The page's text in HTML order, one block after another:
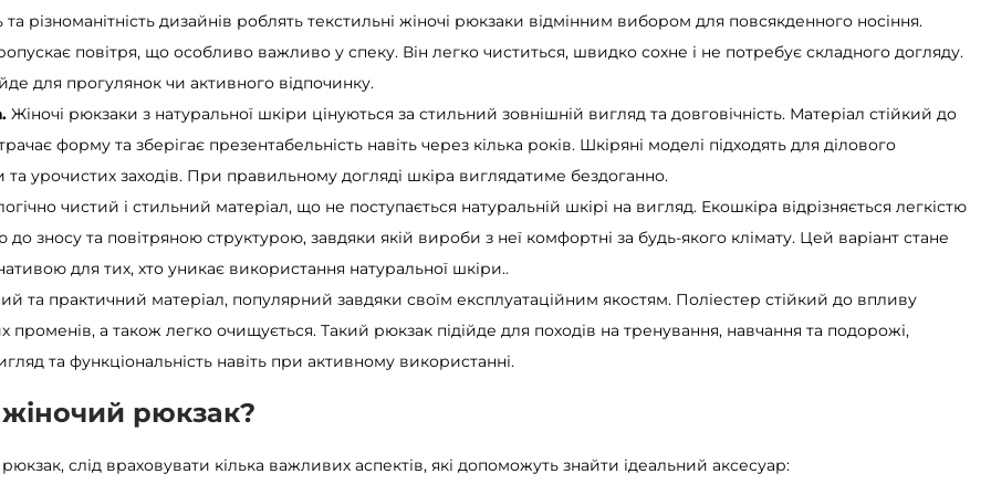
та різноманітність дизайнів роблять текстильні жіночі рюкзаки відмінним вибором для повсякденного носіння.
повітря, що особливо важливо у спеку. Він легко чиститься, швидко сохне і не потребує складного догляду.
для прогулянок чи активного відпочинку.
Жіночі рюкзаки з натуральної шкіри цінуються за стильний зовнішній вигляд та довговічність. Матеріал стійкий до
форму та зберігає презентабельність навіть через кілька років. Шкіряні моделі підходять для ділового
урочистих заходів. При правильному догляді шкіра виглядатиме бездоганно.
чистий і стильний матеріал, що не поступається натуральній шкірі на вигляд. Екошкіра відрізняється легкістю
до зносу та повітряною структурою, завдяки якій вироби з неї комфортні за будь-якого клімату. Цей варіант стане
для тих, хто уникає використання натуральної шкіри..
та практичний матеріал, популярний завдяки своїм експлуатаційним якостям. Поліестер стійкий до впливу
променів, а також легко очищується. Такий рюкзак підійде для походів на тренування, навчання та подорожі,
та функціональність навіть при активному використанні.
рюкзак?
слід враховувати кілька важливих аспектів, які допоможуть знайти ідеальний аксесуар: